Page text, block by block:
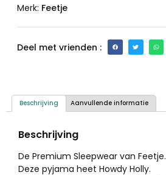
Merk: Feetje
Deel met vrienden :
Beschrijving Aanvullende informatie
Beschrijving
De Premium Sleepwear van Feetje.
Deze pyjama heet Howdy Holly.